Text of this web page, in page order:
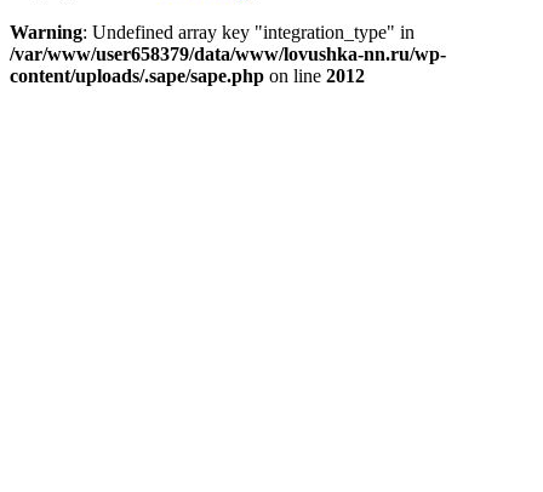
Warning: Undefined array key "integration_type" in
/var/www/user658379/data/www/lovushka-nn.ru/wp-
content/uploads/.sape/sape.php on line 2012